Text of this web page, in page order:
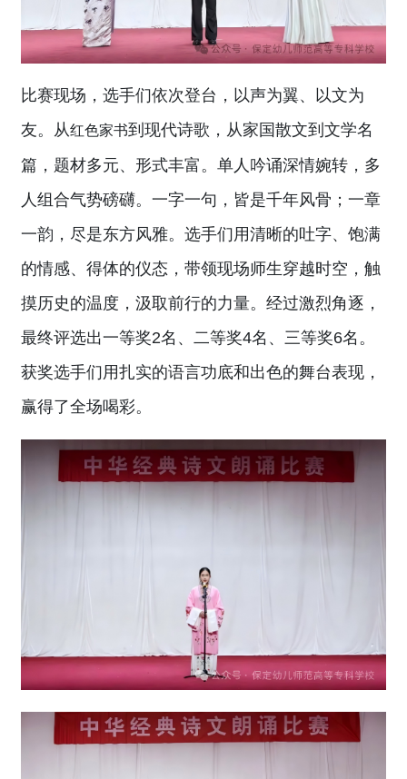
比赛现场，选手们依次登台，以声为翼、以文为
友。从红色家书到现代诗歌，从家国散文到文学名
篇，题材多元、形式丰富。单人吟诵深情婉转，多
人组合气势磅礴。一字一句，皆是千年风骨；一章
一韵，尽是东方风雅。选手们用清晰的吐字、饱满
的情感、得体的仪态，带领现场师生穿越时空，触
摸历史的温度，汲取前行的力量。经过激烈角逐，
最终评选出一等奖2名、二等奖4名、三等奖6名。
获奖选手们用扎实的语言功底和出色的舞台表现，
赢得了全场喝彩。